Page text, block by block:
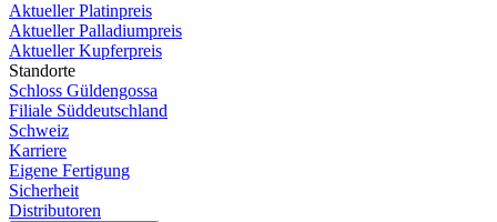
Aktueller Platinpreis
Aktueller Palladiumpreis
Aktueller Kupferpreis
Standorte
Schloss Güldengossa
Filiale Süddeutschland
Schweiz
Karriere
Eigene Fertigung
Sicherheit
Distributoren